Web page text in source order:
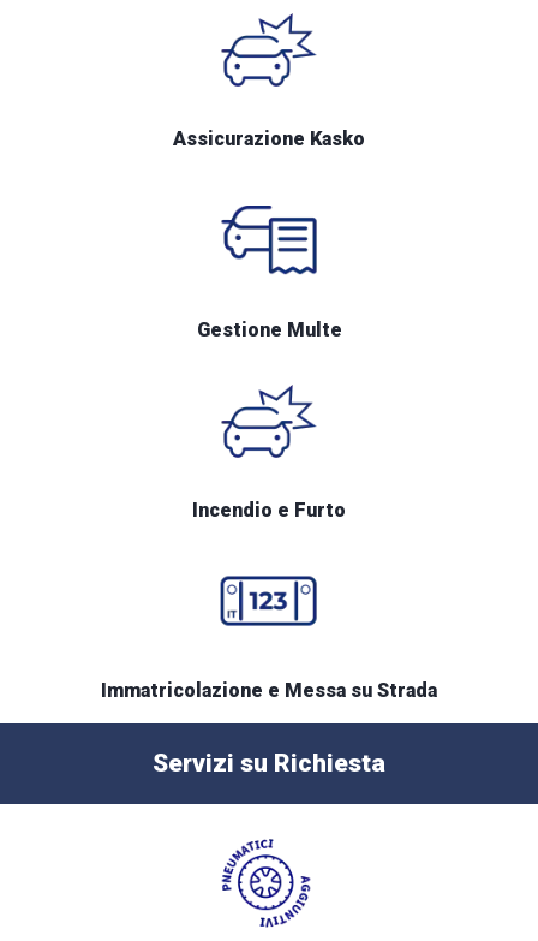
Assicurazione Kasko
Gestione Multe
Incendio e Furto
Immatricolazione e Messa su Strada
Servizi su Richiesta